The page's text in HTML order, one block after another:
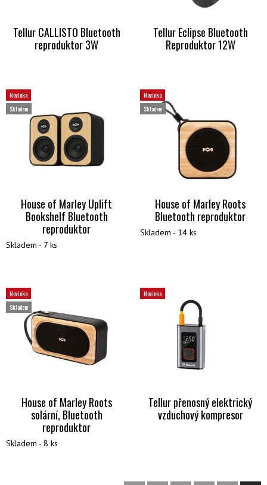
Tellur CALLISTO Bluetooth
reproduktor 3W
Tellur Eclipse Bluetooth
Reproduktor 12W
Novinka
Skladem
House of Marley Uplift
Bookshelf Bluetooth
reproduktor
Skladem - 7 ks
Novinka
Skladem
House of Marley Roots
Bluetooth reproduktor
Skladem - 14 ks
Novinka
Skladem
House of Marley Roots
solární, Bluetooth
reproduktor
Skladem - 8 ks
Novinka
Tellur přenosný elektrický
vzduchový kompresor